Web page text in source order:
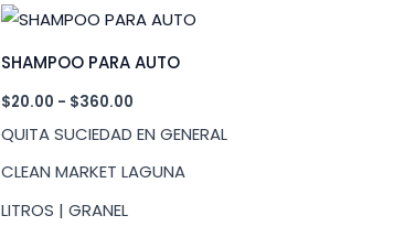
SHAMPOO PARA AUTO
$20.00 - $360.00
precios:
$20.00
QUITA SUCIEDAD EN GENERAL
CLEAN MARKET LAGUNA
LITROS | GRANEL